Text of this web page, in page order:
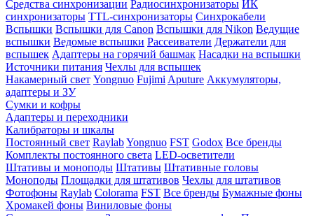
Средства синхронизации Радиосинхронизаторы ИК
синхронизаторы TTL-синхронизаторы Синхрокабели
Вспышки Вспышки для Canon Вспышки для Nikon Ведущие
вспышки Ведомые вспышки Рассеиватели Держатели для
вспышек Адаптеры на горячий башмак Насадки на вспышки
Источники питания Чехлы для вспышек
Накамерный свет Yongnuo Fujimi Aputure Аккумуляторы,
адаптеры и ЗУ
Сумки и кофры
Адаптеры и переходники
Калибраторы и шкалы
Постоянный свет RaylabYongnuo FST Godox Все бренды
Комплекты постоянного света LED-осветители
Штативы и моноподы Штативы Штативные головы
Моноподы Площадки для штативов Чехлы для штативов
Фотофоны Raylab Colorama FST Все бренды Бумажные фоны
Хромакей фоны Виниловые фоны